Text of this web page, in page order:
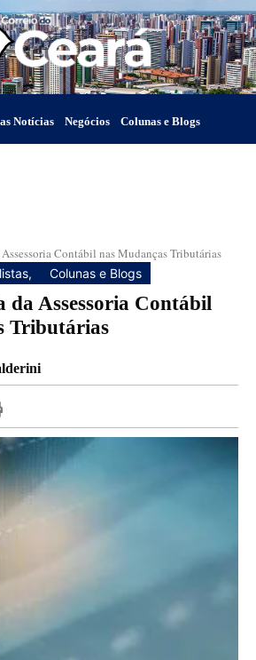
Notícias Negócios Colunas e Blogs
Contábil nas Mudanças Tributárias
, Colunas e Blogs
Assessoria Contábil
Tributárias